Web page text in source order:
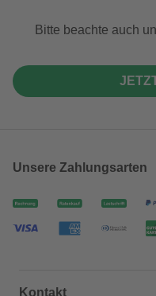
Bitte beachte auch
Unsere Zahlungsarten
Kontakt